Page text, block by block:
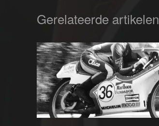
Gerelateerde artikelen